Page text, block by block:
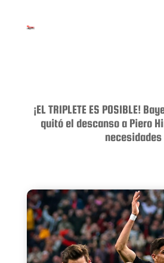
¡EL TRIPLETE ES POSIBLE!
quitó el descanso a Piero
necesidades